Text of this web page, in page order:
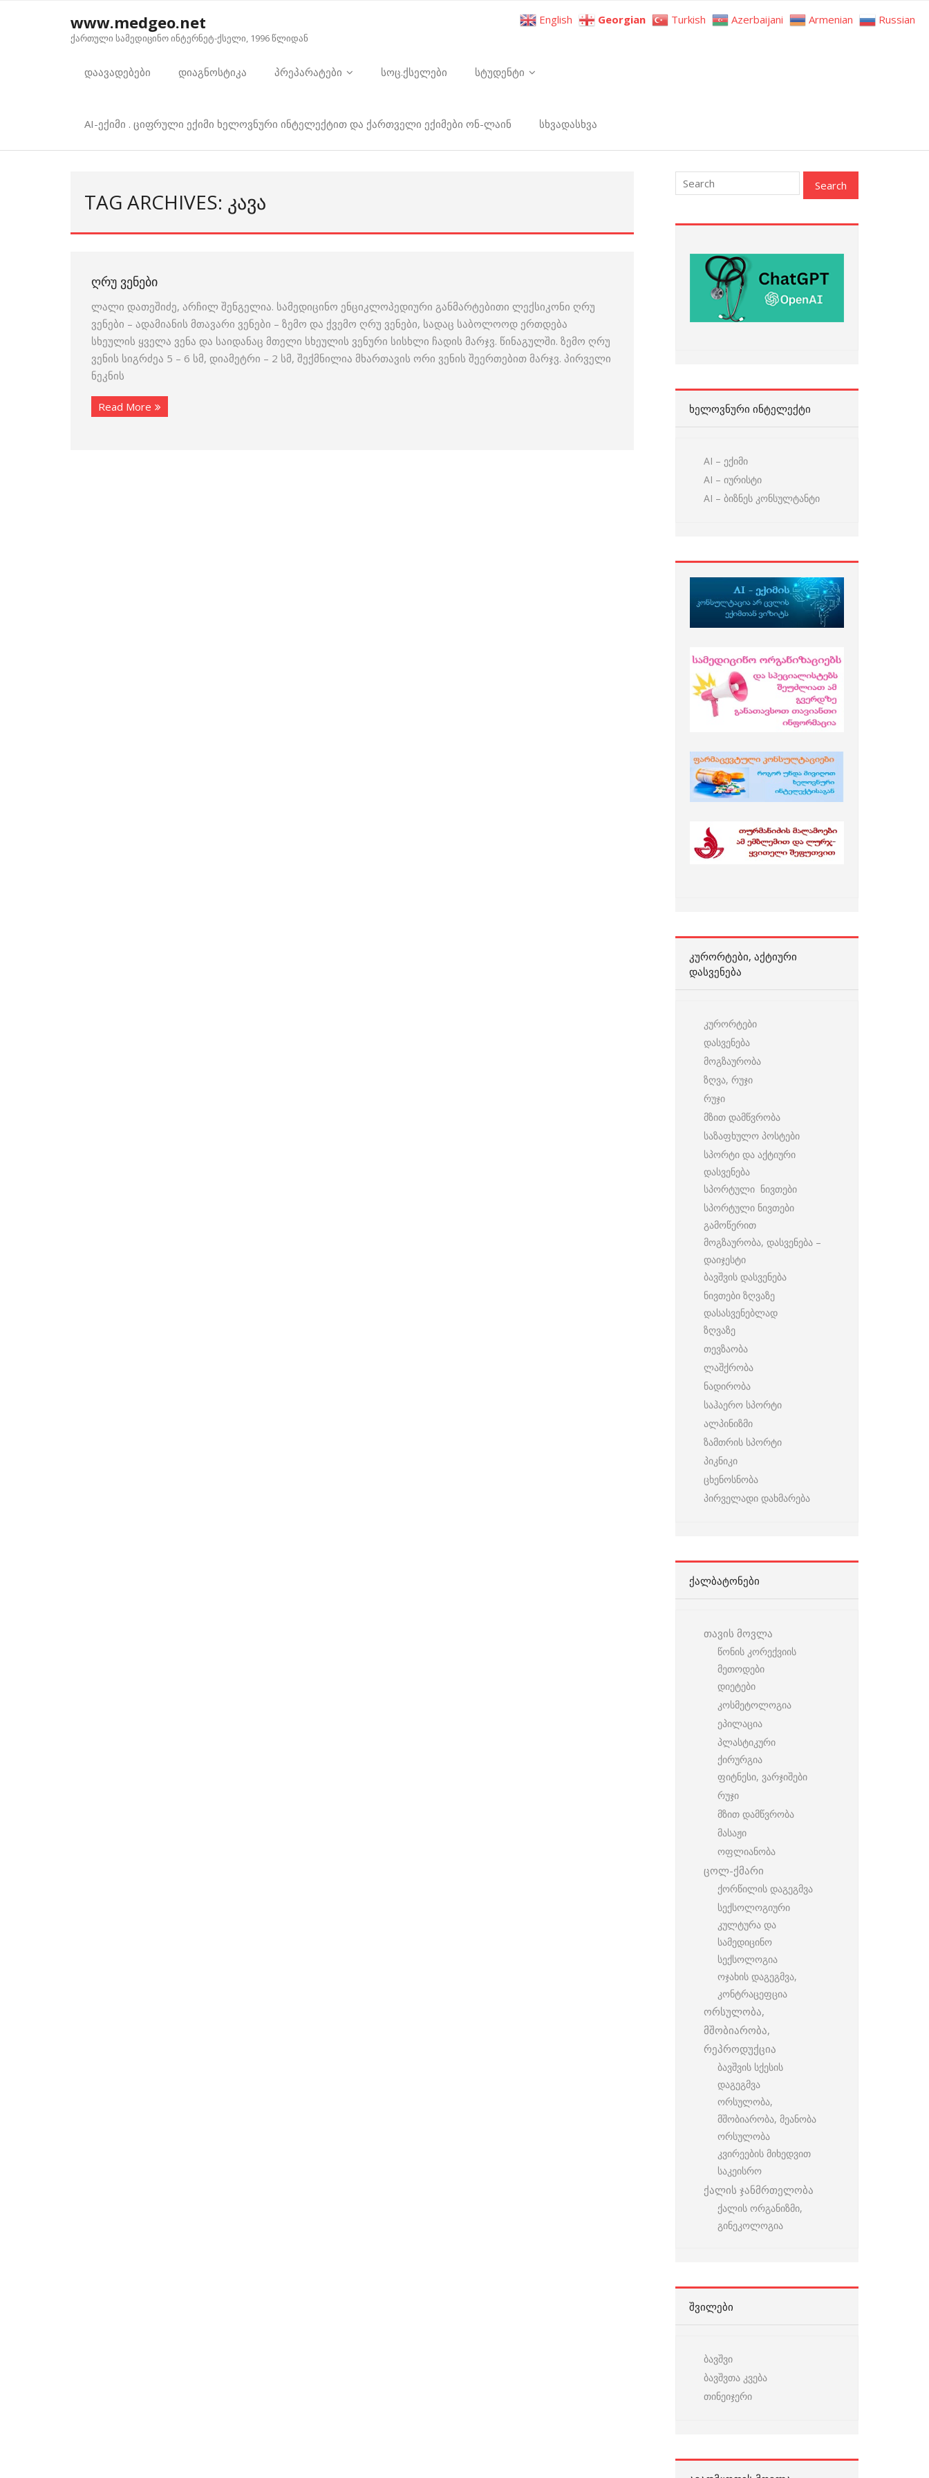
www.medgeo.net
ქართული სამედიცინო ინტერნეტ-ქსელი, 1996 წლიდან
დაავადებები დიაგნოსტიკა პრეპარატები სოც.ქსელები სტუდენტი
AI-ექიმი . ციფრული ექიმი ხელოვნური ინტელექტით და ქართველი ექიმები ონ-ლაინ სხვადასხვა
TAG ARCHIVES: ᲙᲐᲕᲐ
ᲦᲠᲣ ᲕᲔᲜᲔᲑᲘ
ლალი დათეშიძე, არჩილ შენგელია. სამედიცინო ენციკლოპედიური განმარტებითი ლექსიკონი ღრუ
ვენები – ადამიანის მთავარი ვენები – ზემო და ქვემო ღრუ ვენები, სადაც საბოლოოდ ერთდება
სხეულის ყველა ვენა და საიდანაც მთელი სხეულის ვენური სისხლი ჩადის მარჯვ. წინაგულში. ზემო ღრუ
ვენის სიგრძეა 5 – 6 სმ, დიამეტრი – 2 სმ, შექმნილია მხართავის ორი ვენის შეერთებით მარჯვ. პირველი
ნეკნის
Read More ᲮᲔᲚᲝᲕᲜᲣᲠᲘ ᲘᲜᲢᲔᲚᲔᲥᲢᲘ
AI – ექიმი
AI – იურისტი
AI – ბიზნეს კონსულტანტი
ᲙᲣᲠᲝᲠᲢᲔᲑᲘ, ᲐᲥᲢᲘᲣᲠᲘ
ᲓᲐᲡᲕᲔᲜᲔᲑᲐ
კურორტები
დასვენება
მოგზაურობა
ზღვა, რუჯი
რუჯი
მზით დამწვრობა
საზაფხულო პოსტები
სპორტი და აქტიური
დასვენება
სპორტული ნივთები
სპორტული ნივთები
გამოწერით
მოგზაურობა, დასვენება –
დაიჯესტი
ბავშვის დასვენება
ნივთები ზღვაზე
დასასვენებლად
ზღვაზე
თევზაობა
ლაშქრობა
ნადირობა
საჰაერო სპორტი
ალპინიზმი
ზამთრის სპორტი
პიკნიკი
ცხენოსნობა
პირველადი დახმარება
ᲥᲐᲚᲑᲐᲢᲝᲜᲔᲑᲘ
თავის მოვლა
წონის კორექვიის
მეთოდები
დიეტები
კოსმეტოლოგია
ეპილაცია
პლასტიკური
ქირურგია
ფიტნესი, ვარჯიშები
რუჯი
მზით დამწვრობა
მასაჟი
ოფლიანობა
ცოლ-ქმარი
ქორწილის დაგეგმვა
სექსოლოგიური
კულტურა და
სამედიცინო
სექსოლოგია
ოჯახის დაგეგმვა,
კონტრაცეფცია
ორსულობა,
მშობიარობა,
რეპროდუქცია
ბავშვის სქესის
დაგეგმვა
ორსულობა,
მშობიარობა, მეანობა
ორსულობა
კვირეების მიხედვით
საკეისრო
ქალის ჯანმრთელობა
ქალის ორგანიზმი,
გინეკოლოგია
ᲨᲕᲘᲚᲔᲑᲘ
ბავშვი
ბავშვთა კვება
თინეიჯერი
English Georgian Turkish Azerbaijani Armenian Russian